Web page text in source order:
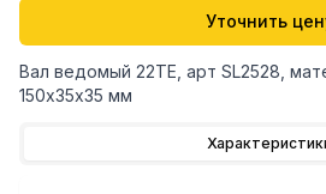
Уточнить
Вал ведомый 22TE, арт SL2528,
150х35х35 мм